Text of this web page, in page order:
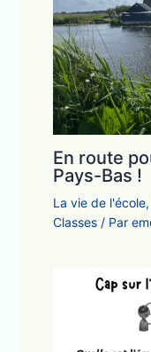
En route
Pays-Bas !
La vie de l'école,
Classes / Par